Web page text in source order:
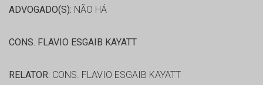
ADVOGADO(S): NÃO HÁ
CONS. FLAVIO ESGAIB KAYATT
RELATOR: CONS. FLAVIO ESGAIB KAYATT